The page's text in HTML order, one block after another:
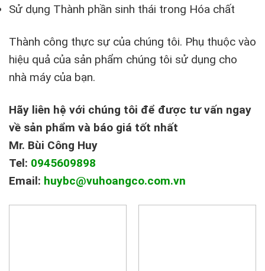
Sử dụng Thành phần sinh thái trong Hóa chất
Thành công thực sự của chúng tôi. Phụ thuộc vào
hiệu quả của sản phẩm chúng tôi sử dụng cho
nhà máy của bạn.
Hãy liên hệ với chúng tôi để được tư vấn ngay
về sản phẩm và báo giá tốt nhất
Mr. Bùi Công Huy
Tel: 0945609898
Email: huybc@vuhoangco.com.vn